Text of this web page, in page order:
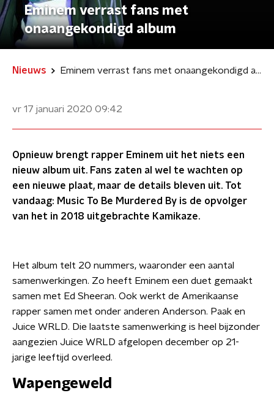
Eminem verrast fans met
onaangekondigd album
Nieuws Eminem verrast fans met onaangekondigd album
vr 17 januari 2020 09:42
Opnieuw brengt rapper Eminem uit het niets een
nieuw album uit. Fans zaten al wel te wachten op
een nieuwe plaat, maar de details bleven uit. Tot
vandaag: Music To Be Murdered By is de opvolger
van het in 2018 uitgebrachte Kamikaze.
Het album telt 20 nummers, waaronder een aantal
samenwerkingen. Zo heeft Eminem een duet gemaakt
samen met Ed Sheeran. Ook werkt de Amerikaanse
rapper samen met onder anderen Anderson. Paak en
Juice WRLD. Die laatste samenwerking is heel bijzonder
aangezien Juice WRLD afgelopen december op 21-
jarige leeftijd overleed.
Wapengeweld